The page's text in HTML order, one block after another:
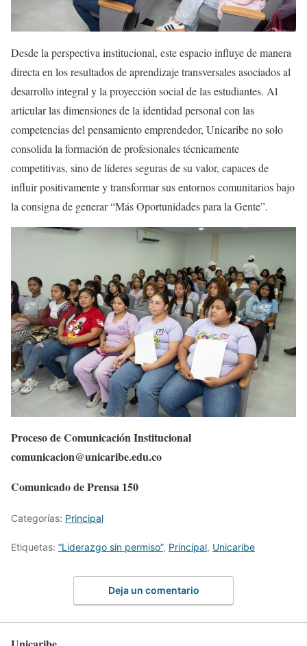
Desde la perspectiva institucional, este espacio influye de manera
directa en los resultados de aprendizaje transversales asociados al
desarrollo integral y la proyección social de las estudiantes. Al
articular las dimensiones de la identidad personal con las
competencias del pensamiento emprendedor, Unicaribe no solo
consolida la formación de profesionales técnicamente
competitivas, sino de líderes seguras de su valor, capaces de
influir positivamente y transformar sus entornos comunitarios bajo
la consigna de generar “Más Oportunidades para la Gente”.
Proceso de Comunicación Institucional
comunicacion@unicaribe.edu.co
Comunicado de Prensa 150
Categorías: Principal
Etiquetas: “Liderazgo sin permiso”, Principal, Unicaribe
Deja un comentario